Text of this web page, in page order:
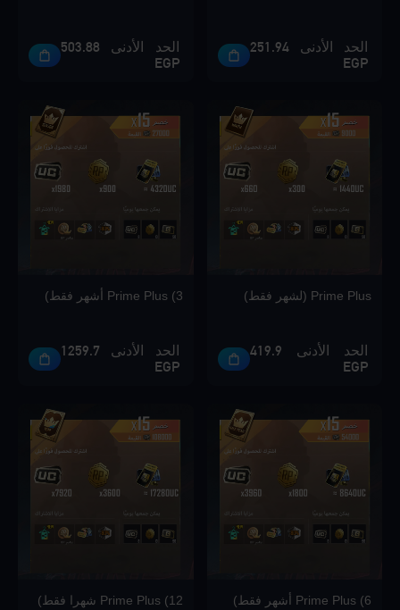
Loading...
Loading...
Loading...
Loading...
الحد الأدنى 251.94
EGP
الحد الأدنى 503.88
EGP
Prime Plus (لشهر فقط)
الحد الأدنى 419.9
EGP
Prime Plus (3 أشهر فقط)
الحد الأدنى 1259.7
EGP
Prime Plus (6 أشهر فقط) Prime Plus (12 شهرا فقط)